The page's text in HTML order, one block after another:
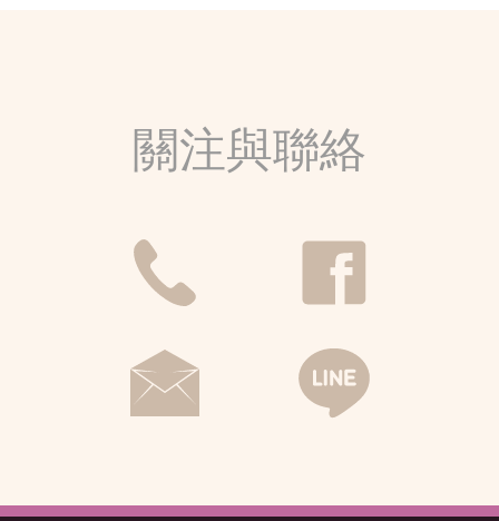
關注與聯絡